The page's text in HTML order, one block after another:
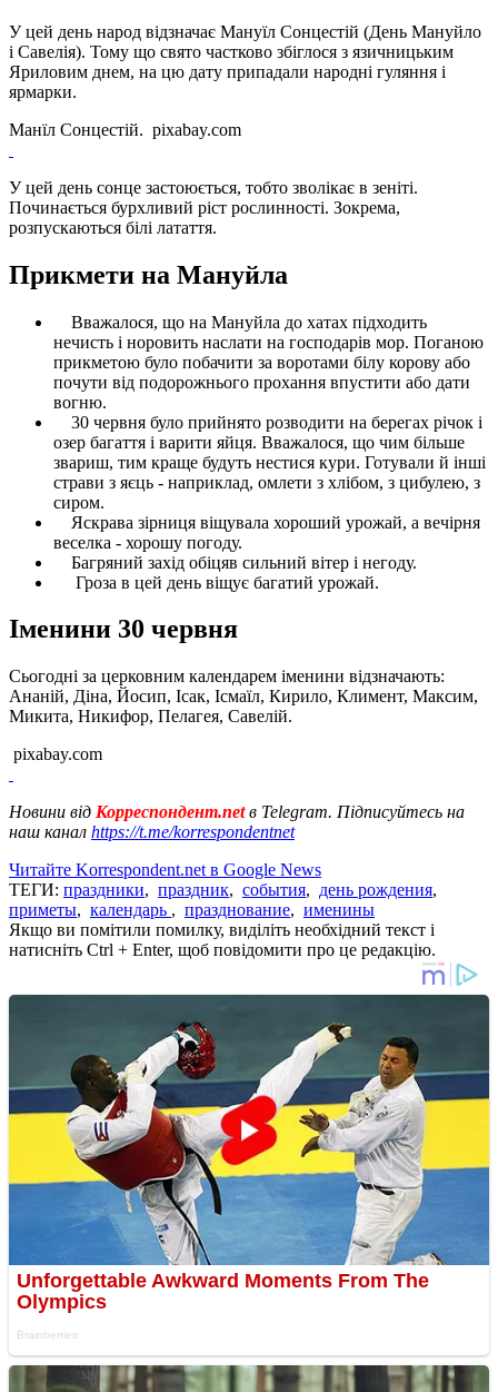
У цей день народ відзначає Мануїл Сонцестій (День Мануйло
і Савелія). Тому що свято частково збіглося з язичницьким
Яриловим днем, на цю дату припадали народні гуляння і
ярмарки.
Манїл Сонцестій. pixabay.com
У цей день сонце застоюється, тобто зволікає в зеніті.
Починається бурхливий ріст рослинності. Зокрема,
розпускаються білі латаття.
Прикмети на Мануйла
Вважалося, що на Мануйла до хатах підходить
нечисть і норовить наслати на господарів мор. Поганою
прикметою було побачити за воротами білу корову або
почути від подорожнього прохання впустити або дати
вогню.
30 червня було прийнято розводити на берегах річок і
озер багаття і варити яйця. Вважалося, що чим більше
звариш, тим краще будуть нестися кури. Готували й інші
страви з яєць - наприклад, омлети з хлібом, з цибулею, з
сиром.
Яскрава зірниця віщувала хороший урожай, а вечірня
веселка - хорошу погоду.
Багряний захід обіцяв сильний вітер і негоду.
Гроза в цей день віщує багатий урожай.
Іменини 30 червня
Сьогодні за церковним календарем іменини відзначають:
Ананій, Діна, Йосип, Ісак, Ісмаїл, Кирило, Климент, Максим,
Микита, Никифор, Пелагея, Савелій.
pixabay.com
Новини від Корреспондент.netв Telegram. Підписуйтесь на
наш канал https://t.me/korrespondentnet
Читайте Korrespondent.net в Google News
ТЕГИ: праздники, праздник, события, день рождения,
приметы, календарь , празднование, именины
Якщо ви помітили помилку, виділіть необхідний текст і
натисніть Ctrl + Enter, щоб повідомити про це редакцію.